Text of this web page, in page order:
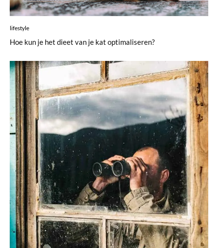
lifestyle
Hoe kun je het dieet van je kat optimaliseren?